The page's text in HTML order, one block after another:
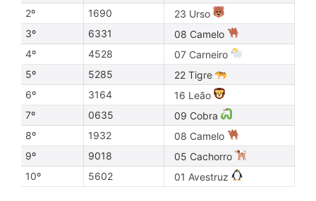
2º
1690
23 Urso
3º
6331
08 Camelo
4º
4528
07 Carneiro
5º
5285
22 Tigre
6º
3164
16 Leão
7º
0635
09 Cobra
8º
1932
08 Camelo
9º
9018
05 Cachorro
10º
5602 01 Avestruz